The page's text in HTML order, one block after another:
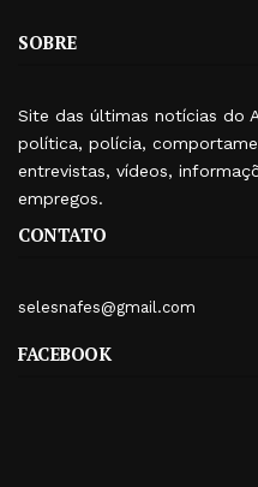
SOBRE
Site das últimas notícias do
política, polícia,
entrevistas, vídeos,
empregos.
CONTATO
selesnafes@gmail.com
FACEBOOK